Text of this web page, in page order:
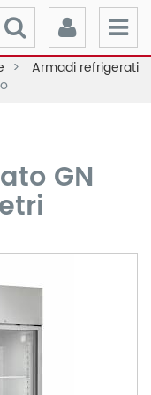
Armadi refrigerati
GN